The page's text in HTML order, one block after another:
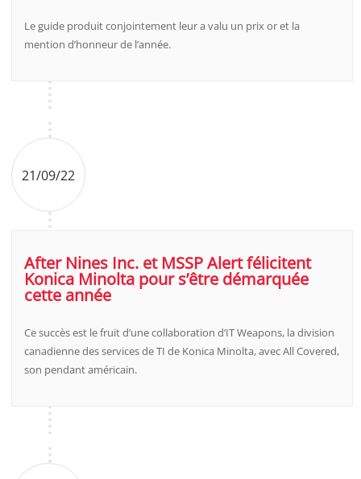
Le guide produit conjointement leur a valu un prix or et la
mention d’honneur de l’année.
21/09/22
After Nines Inc. et MSSP Alert félicitent
Konica Minolta pour s’être démarquée
cette année
Ce succès est le fruit d’une collaboration d’IT Weapons, la division
canadienne des services de TI de Konica Minolta, avec All Covered,
son pendant américain.